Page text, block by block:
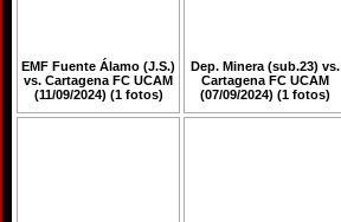
EMF Fuente Álamo (J.S.)
vs. Cartagena FC UCAM
(11/09/2024) (1 fotos)
Dep. Minera (sub.23) vs.
Cartagena FC UCAM
(07/09/2024) (1 fotos)